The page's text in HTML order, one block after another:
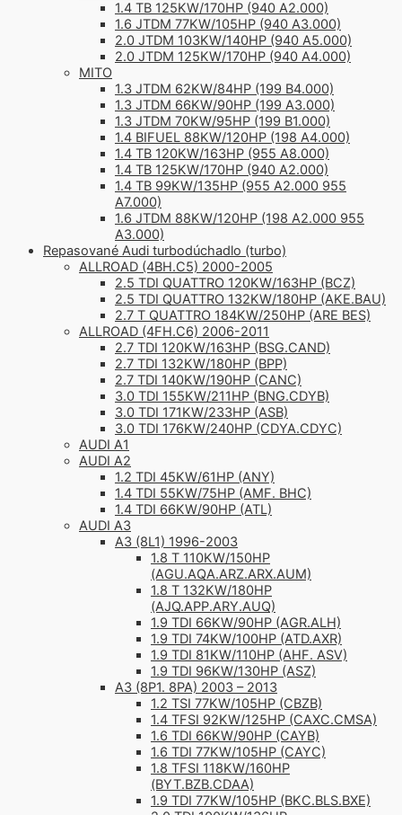
1.4 TB 125KW/170HP (940 A2.000)
1.6 JTDM 77KW/105HP (940 A3.000)
2.0 JTDM 103KW/140HP (940 A5.000)
2.0 JTDM 125KW/170HP (940 A4.000)
MITO
1.3 JTDM 62KW/84HP (199 B4.000)
1.3 JTDM 66KW/90HP (199 A3.000)
1.3 JTDM 70KW/95HP (199 B1.000)
1.4 BIFUEL 88KW/120HP (198 A4.000)
1.4 TB 120KW/163HP (955 A8.000)
1.4 TB 125KW/170HP (940 A2.000)
1.4 TB 99KW/135HP (955 A2.000 955
A7.000)
1.6 JTDM 88KW/120HP (198 A2.000 955
A3.000)
Repasované Audi turbodúchadlo (turbo)
ALLROAD (4BH.C5) 2000-2005
2.5 TDI QUATTRO 120KW/163HP (BCZ)
2.5 TDI QUATTRO 132KW/180HP (AKE.BAU)
2.7 T QUATTRO 184KW/250HP (ARE BES)
ALLROAD (4FH.C6) 2006-2011
2.7 TDI 120KW/163HP (BSG.CAND)
2.7 TDI 132KW/180HP (BPP)
2.7 TDI 140KW/190HP (CANC)
3.0 TDI 155KW/211HP (BNG.CDYB)
3.0 TDI 171KW/233HP (ASB)
3.0 TDI 176KW/240HP (CDYA.CDYC)
AUDI A1
AUDI A2
1.2 TDI 45KW/61HP (ANY)
1.4 TDI 55KW/75HP (AMF. BHC)
1.4 TDI 66KW/90HP (ATL)
AUDI A3
A3 (8L1) 1996-2003
1.8 T 110KW/150HP
(AGU.AQA.ARZ.ARX.AUM)
1.8 T 132KW/180HP
(AJQ.APP.ARY.AUQ)
1.9 TDI 66KW/90HP (AGR.ALH)
1.9 TDI 74KW/100HP (ATD.AXR)
1.9 TDI 81KW/110HP (AHF. ASV)
1.9 TDI 96KW/130HP (ASZ)
A3 (8P1. 8PA) 2003 – 2013
1.2 TSI 77KW/105HP (CBZB)
1.4 TFSI 92KW/125HP (CAXC.CMSA)
1.6 TDI 66KW/90HP (CAYB)
1.6 TDI 77KW/105HP (CAYC)
1.8 TFSI 118KW/160HP
(BYT.BZB.CDAA)
1.9 TDI 77KW/105HP (BKC.BLS.BXE)